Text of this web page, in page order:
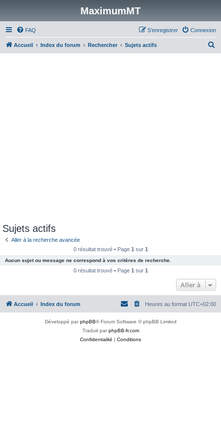
MaximumMT
FAQ Connexion
S’enregistrer
Accueil Index du forum Rechercher Sujets actifs
Sujets actifs
Aller à la recherche avancée
0 résultat trouvé • Page 1 sur 1
Aucun sujet ou message ne correspond à vos critères de recherche.
0 résultat trouvé • Page 1 sur 1
Aller à
Accueil Index du forum Heures au format UTC+02:00
Développé parphpBB® Forum Software © phpBB Limited
Traduit parphpBB-fr.com
Confidentialité | Conditions